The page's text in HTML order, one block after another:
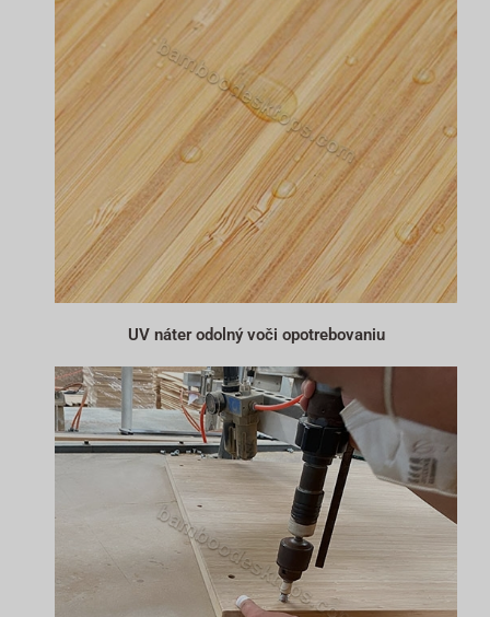
UV náter odolný voči opotrebovaniu